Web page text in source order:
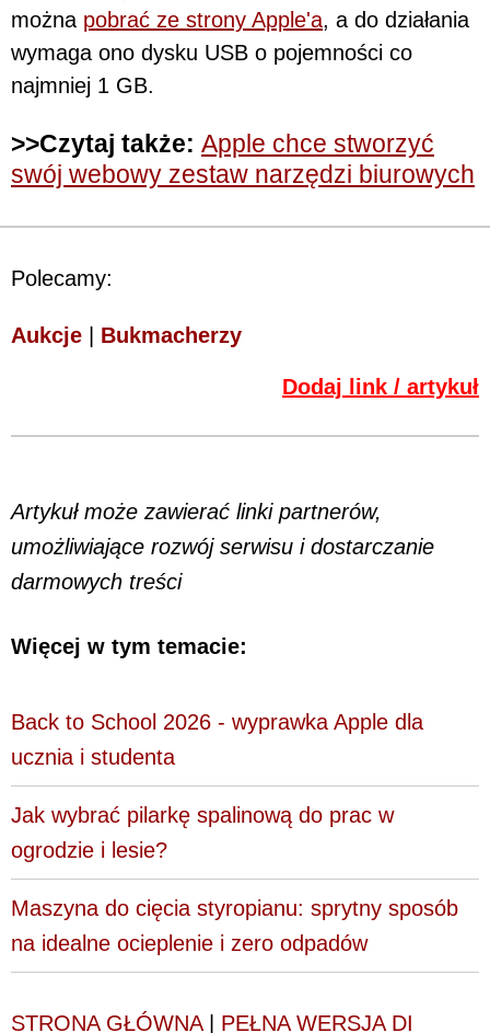
można pobrać ze strony Apple'a, a do działania
wymaga ono dysku USB o pojemności co
najmniej 1 GB.
>>Czytaj także: Apple chce stworzyć
swój webowy zestaw narzędzi biurowych
Polecamy:
Aukcje Bukmacherzy
Dodaj link / artykuł
Artykuł może zawierać linki partnerów,
umożliwiające rozwój serwisu i dostarczanie
darmowych treści
Więcej w tym temacie:
Back to School 2026 - wyprawka Apple dla
ucznia i studenta
Jak wybrać pilarkę spalinową do prac w
ogrodzie i lesie?
Maszyna do cięcia styropianu: sprytny sposób
na idealne ocieplenie i zero odpadów
STRONA GŁÓWNA| PEŁNA WERSJA DI